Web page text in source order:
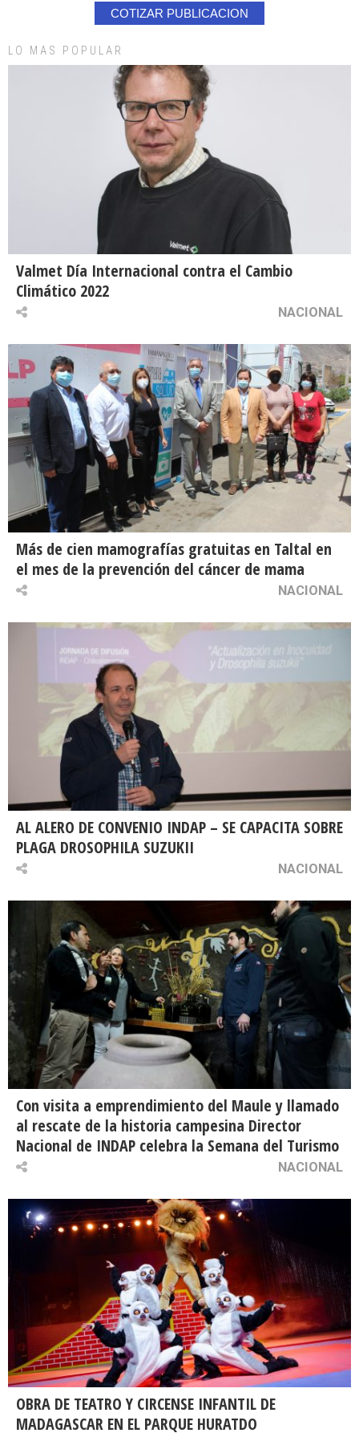
COTIZAR PUBLICACION
LO MAS POPULAR
Valmet Día Internacional contra el Cambio
Climático 2022
NACIONAL
Más de cien mamografías gratuitas en Taltal en
el mes de la prevención del cáncer de mama
NACIONAL
AL ALERO DE CONVENIO INDAP – SE CAPACITA SOBRE
PLAGA DROSOPHILA SUZUKII
NACIONAL
Con visita a emprendimiento del Maule y llamado
al rescate de la historia campesina Director
Nacional de INDAP celebra la Semana del Turismo
NACIONAL
OBRA DE TEATRO Y CIRCENSE INFANTIL DE
MADAGASCAR EN EL PARQUE HURATDO